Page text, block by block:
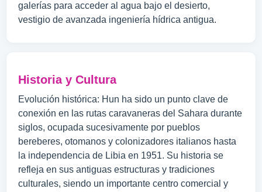
galerías para acceder al agua bajo el desierto,
vestigio de avanzada ingeniería hídrica antigua.
Historia y Cultura
Evolución histórica: Hun ha sido un punto clave de
conexión en las rutas caravaneras del Sahara durante
siglos, ocupada sucesivamente por pueblos
bereberes, otomanos y colonizadores italianos hasta
la independencia de Libia en 1951. Su historia se
refleja en sus antiguas estructuras y tradiciones
culturales, siendo un importante centro comercial y